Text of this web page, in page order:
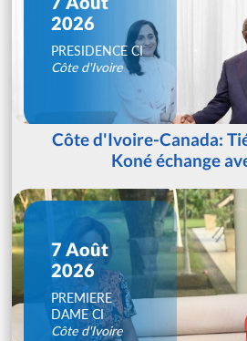
2026
PRESIDENCE CI
Côte d'Ivoire
Côte d'Ivoire-Canada:
Koné échange
7 Août
2026
PREMIERE
DAME CI
Côte d'Ivoire